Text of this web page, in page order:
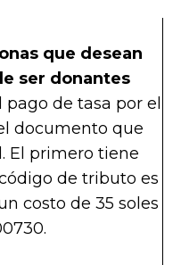
que desean
ser donantes
de tasa por el
documento que
El primero tiene
de tributo es
costo de 35 soles